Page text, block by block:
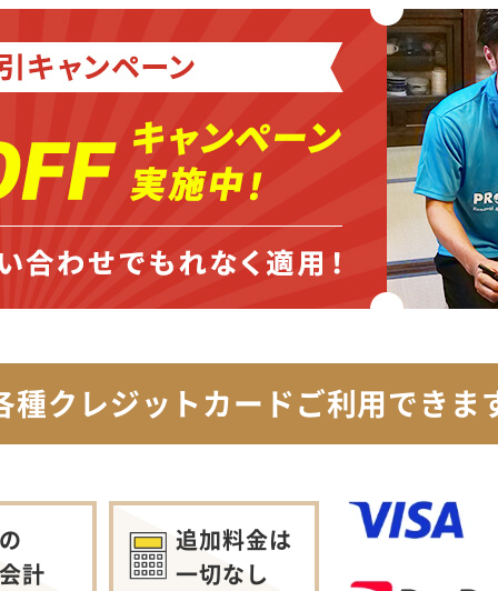
種クレジットカードご利用できま
計
追加料金は
一切なし